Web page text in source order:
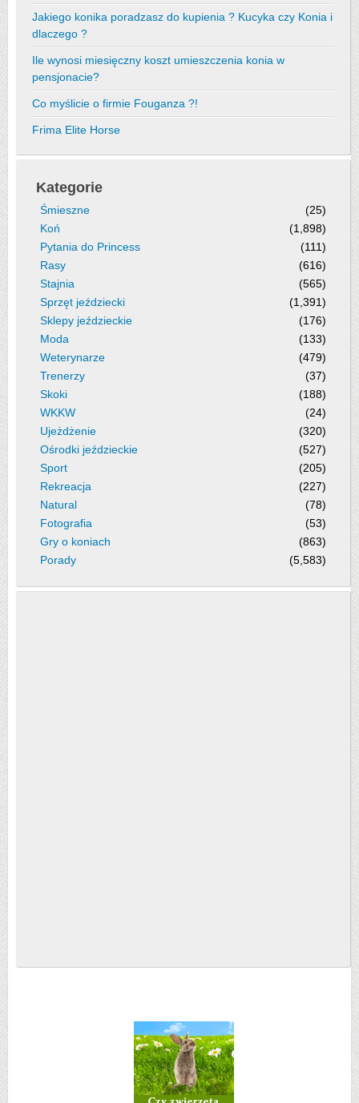
Jakiego konika poradzasz do kupienia ? Kucyka czy Konia i
dlaczego ?
Ile wynosi miesięczny koszt umieszczenia konia w
pensjonacie?
Co myślicie o firmie Fouganza ?!
Frima Elite Horse
Kategorie
Śmieszne
(25)
Koń
(1,898)
Pytania do Princess
(111)
Rasy
(616)
Stajnia
(565)
Sprzęt jeździecki
(1,391)
Sklepy jeździeckie
(176)
Moda
(133)
Weterynarze
(479)
Trenerzy
(37)
Skoki
(188)
WKKW
(24)
Ujeżdżenie
(320)
Ośrodki jeździeckie
(527)
Sport
(205)
Rekreacja
(227)
Natural
(78)
Fotografia
(53)
Gry o koniach
(863)
Porady
(5,583)